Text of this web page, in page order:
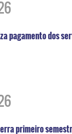
pagamento dos
primeiro